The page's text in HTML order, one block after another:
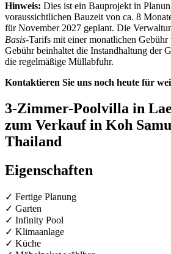
Hinweis: Dies ist ein Bauprojekt in
voraussichtlichen Bauzeit von ca. 8
für November 2027 geplant. Die
Basis-Tarifs mit einer monatlichen
Gebühr beinhaltet die Instandhaltung der
die regelmäßige Müllabfuhr.
Kontaktieren Sie uns noch heute für
3-Zimmer-Poolvilla in
zum Verkauf in Koh
Thailand
Eigenschaften
✓ Fertige Planung
✓ Garten
✓ Infinity Pool
✓ Klimaanlage
✓ Küche